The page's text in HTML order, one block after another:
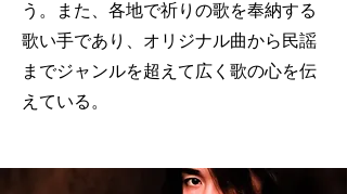
う。また、各地で祈りの歌を奉納する
歌い手であり、オリジナル曲から民謡
までジャンルを超えて広く歌の心を伝
えている。